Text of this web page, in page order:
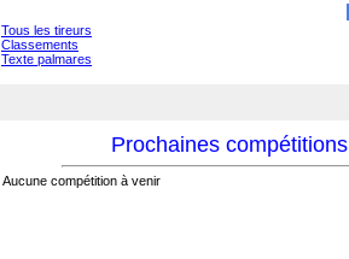
Tous les tireurs
Classements
Texte palmares
Prochaines compétitions
Aucune compétition à venir